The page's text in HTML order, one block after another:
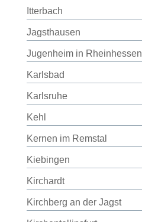
Itterbach
Jagsthausen
Jugenheim in Rheinhessen
Karlsbad
Karlsruhe
Kehl
Kernen im Remstal
Kiebingen
Kirchardt
Kirchberg an der Jagst